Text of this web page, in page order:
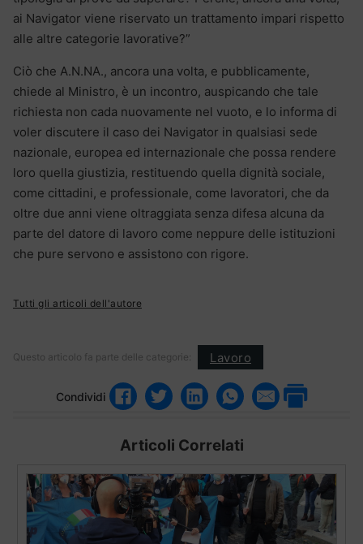
ai Navigator viene riservato un trattamento impari rispetto
alle altre categorie lavorative?”
Ciò che A.N.NA., ancora una volta, e pubblicamente,
chiede al Ministro, è un incontro, auspicando che tale
richiesta non cada nuovamente nel vuoto, e lo informa di
voler discutere il caso dei Navigator in qualsiasi sede
nazionale, europea ed internazionale che possa rendere
loro quella giustizia, restituendo quella dignità sociale,
come cittadini, e professionale, come lavoratori, che da
oltre due anni viene oltraggiata senza difesa alcuna da
parte del datore di lavoro come neppure delle istituzioni
che pure servono e assistono con rigore.
Tutti gli articoli dell'autore
Questo articolo fa parte delle categorie: Lavoro
Condividi
Articoli Correlati